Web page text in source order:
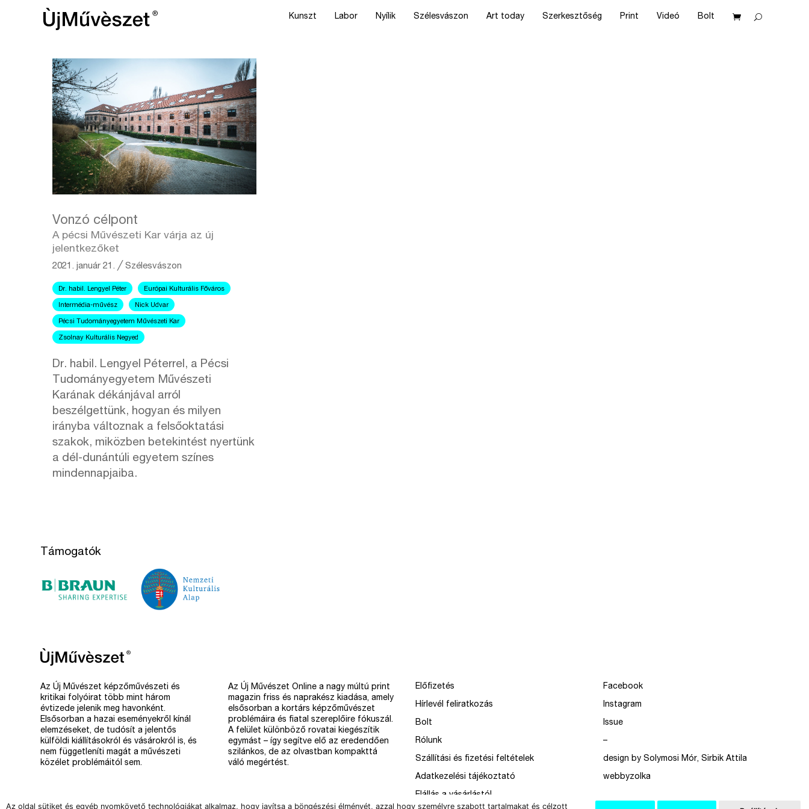
Az oldal sütiket és egyéb nyomkövető technológiákat alkalmaz, hogy javítsa a böngészési élményét, azzal hogy személyre szabott tartalmakat és célzott
Kunszt Labor Nyílik Szélesvászon Art today Szerkesztőség Print Videó Bolt
Vonzó célpont
A pécsi Művészeti Kar várja az új
jelentkezőket
2021. január 21. ╱Szélesvászon
Dr. habil. Lengyel Péter Európai Kulturális Főváros
Intermédia-művész Nick Udvar
Pécsi Tudományegyetem Művészeti Kar
Zsolnay Kulturális Negyed
Dr. habil. Lengyel Péterrel, a Pécsi
Tudományegyetem Művészeti
Karának dékánjával arról
beszélgettünk, hogyan és milyen
irányba változnak a felsőoktatási
szakok, miközben betekintést nyertünk
a dél-dunántúli egyetem színes
mindennapjaiba.
Támogatók
Az Új Művészet képzőművészeti és
kritikai folyóirat több mint három
évtizede jelenik meg havonként.
Elsősorban a hazai eseményekről kínál
elemzéseket, de tudósít a jelentős
külföldi kiállításokról és vásárokról is, és
nem függetleníti magát a művészeti
közélet problémáitól sem.
Az Új Művészet Online a nagy múltú print
magazin friss és naprakész kiadása, amely
elsősorban a kortárs képzőművészet
problémáira és fiatal szereplőire fókuszál.
A felület különböző rovatai kiegészítik
egymást – így segítve elő az eredendően
szilánkos, de az olvastban kompakttá
váló megértést.
Előfizetés
Hírlevél feliratkozás
Bolt
Rólunk
Szállítási és fizetési feltételek
Adatkezelési tájékoztató
Elállás a vásárlástól
Facebook
Instagram
Issue
–
design by Solymosi Mór, Sirbik Attila
webbyzolka